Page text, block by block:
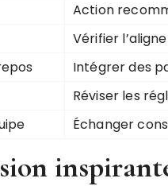
Action
Vérifier
Intégrer des
Réviser les
Échanger